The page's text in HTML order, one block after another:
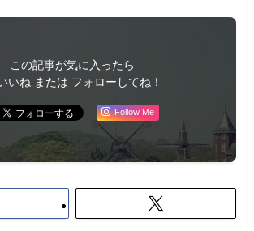
この記事が気に入ったら
いね または フォローしてね！
Follow Me